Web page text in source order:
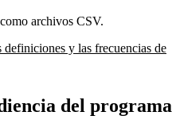
archivos CSV.
definiciones y las frecuencias de
del programa